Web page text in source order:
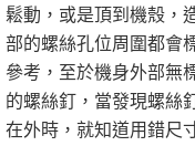
鬆動，或是頂到機殼，
部的螺絲孔位周圍都會
參考，至於機身外部無
的螺絲釘，當發現螺絲
在外時，就知道用錯尺